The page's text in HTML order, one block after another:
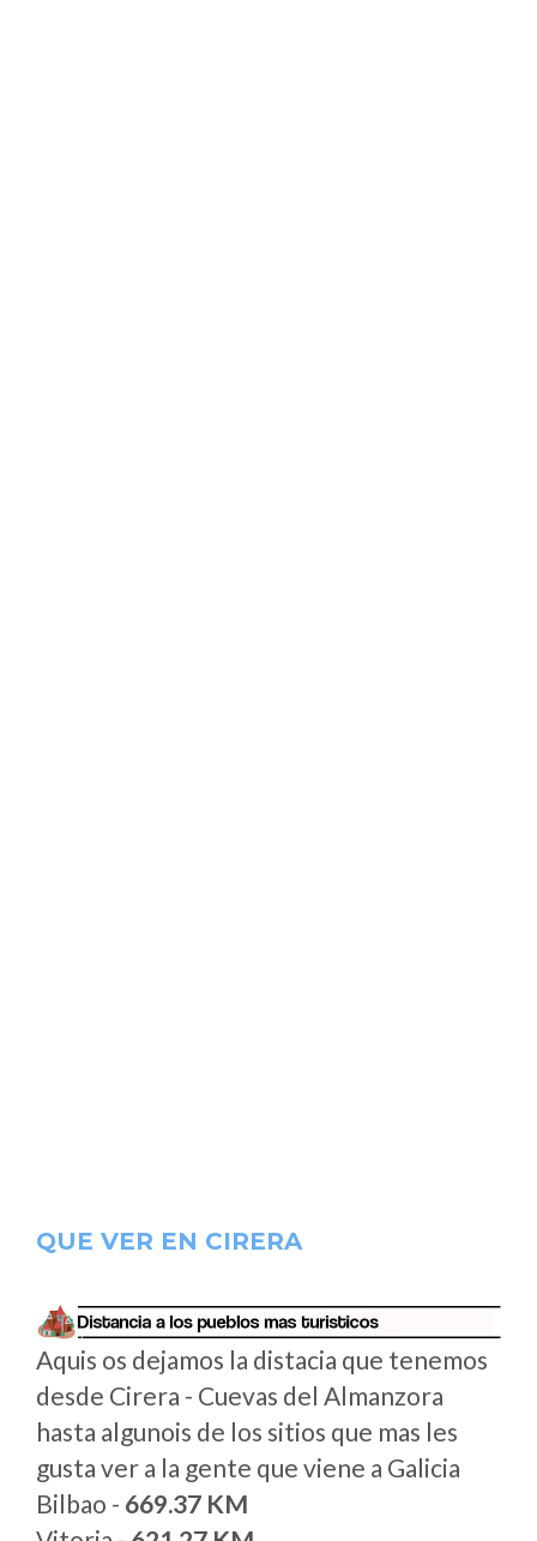
QUE VER EN CIRERA
Aquis os dejamos la distacia que tenemos
desde Cirera - Cuevas del Almanzora
hasta algunois de los sitios que mas les
gusta ver a la gente que viene a Galicia
Bilbao - 669.37 KM